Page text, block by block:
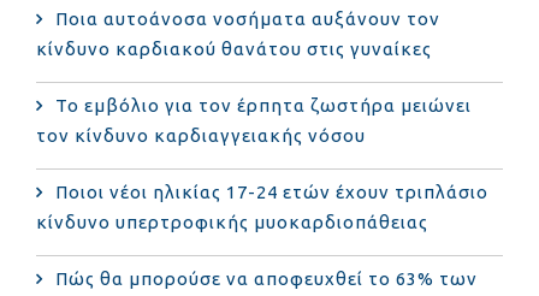
Ποια αυτοάνοσα νοσήματα αυξάνουν τον
κίνδυνο καρδιακού θανάτου στις γυναίκες
Το εμβόλιο για τον έρπητα ζωστήρα μειώνει
τον κίνδυνο καρδιαγγειακής νόσου
Ποιοι νέοι ηλικίας 17-24 ετών έχουν τριπλάσιο
κίνδυνο υπερτροφικής μυοκαρδιοπάθειας
Πώς θα μπορούσε να αποφευχθεί το 63% των